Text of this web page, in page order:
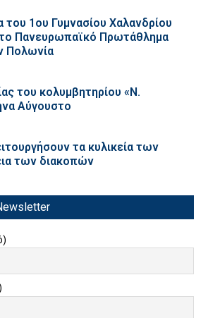
του 1ου Γυμνασίου Χαλανδρίου
Πανευρωπαϊκό Πρωτάθλημα
Πολωνία
του κολυμβητηρίου «Ν.
Αύγουστο
τα κυλικεία των
των διακοπών